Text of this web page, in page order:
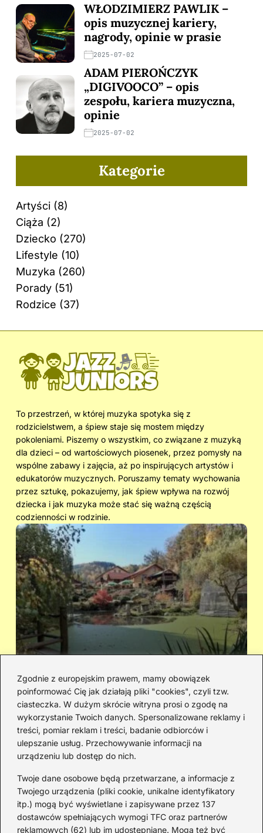
Zgodnie z europejskim prawem, mamy obowiązek
poinformować Cię jak działają pliki "cookies", czyli tzw.
ciasteczka. W dużym skrócie witryna prosi o zgodę na
wykorzystanie Twoich danych. Spersonalizowane reklamy i
treści, pomiar reklam i treści, badanie odbiorców i
ulepszanie usług. Przechowywanie informacji na
urządzeniu lub dostęp do nich.
Twoje dane osobowe będą przetwarzane, a informacje z
Twojego urządzenia (pliki cookie, unikalne identyfikatory
itp.) mogą być wyświetlane i zapisywane przez 137
dostawców spełniających wymogi TFC oraz partnerów
reklamowych (62) lub im udostępniane. Mogą też być
WŁODZIMIERZ PAWLIK –
opis muzycznej kariery,
nagrody, opinie w prasie
2025-07-02
ADAM PIEROŃCZYK
„DIGIVOOCO” – opis
zespołu, kariera muzyczna,
opinie
2025-07-02
Kategorie
Artyści (8)
Ciąża (2)
Dziecko (270)
Lifestyle (10)
Muzyka (260)
Porady (51)
Rodzice (37)
To przestrzeń, w której muzyka spotyka się z
rodzicielstwem, a śpiew staje się mostem między
pokoleniami. Piszemy o wszystkim, co związane z muzyką
dla dzieci – od wartościowych piosenek, przez pomysły na
wspólne zabawy i zajęcia, aż po inspirujących artystów i
edukatorów muzycznych. Poruszamy tematy wychowania
przez sztukę, pokazujemy, jak śpiew wpływa na rozwój
dziecka i jak muzyka może stać się ważną częścią
codzienności w rodzinie.
Cicha woda — kto śpiewał i jaka jest
historia piosenki
Redakcja
JazzJuniors.pl to miejsce dla rodziców, nauczycieli,
animatorów i wszystkich, którzy wierzą, że muzyka to coś
więcej niż dźwięki – to emocje, relacje i wspomnienia.
Szukasz inspiracji do rodzinnego śpiewania?